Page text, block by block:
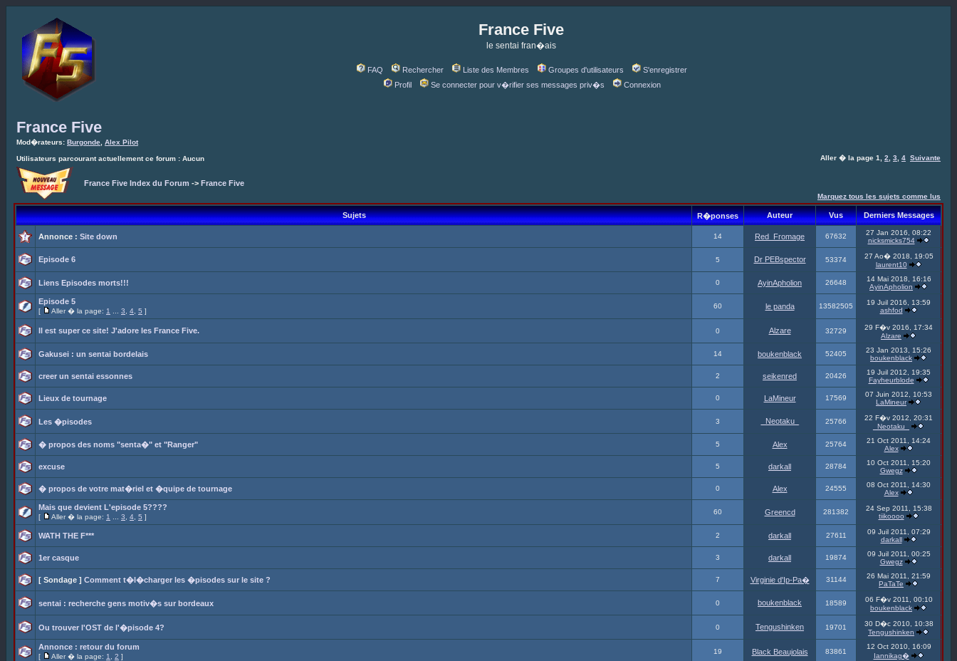
France Five
le sentai fran�ais
FAQ Rechercher Liste des Membres Groupes d'utilisateurs
S'enregistrer
Profil
Se connecter pour v�rifier ses messages priv�s Connexion
France Five
Mod�rateurs: Burgonde Alex Pilot
Utilisateurs parcourant actuellement ce forum : Aucun Aller � la page 1 2 3 4 Suivante
France Five Index du Forum -> France Five
Marquez tous les sujets comme lus
Sujets R�ponses Auteur Vus Derniers Messages
Annonce : Site down 14 Red_Fromage 67632
27 Jan 2016, 08:22
nicksmicks754
Episode 6 5 Dr PEBspector 53374
27 Ao� 2018, 19:05
laurent10
Liens Episodes morts!!! 0 AyinApholion 26648
14 Mai 2018, 16:16
AyinApholion
Episode 5
[ Aller � la page: 1 3 4 5 ]
60 le panda 13582505
19 Juil 2016, 13:59
ashfod
Il est super ce site! J'adore les France Five. 0 Alzare 32729
29 F�v 2016, 17:34
Alzare
Gakusei : un sentai bordelais 14 boukenblack 52405
23 Jan 2013, 15:26
boukenblack
creer un sentai essonnes 2 seikenred 20426
19 Juil 2012, 19:35
Fayheurblode
Lieux de tournage 0 LaMineur 17569
07 Juin 2012, 10:53
LaMineur
Les �pisodes 3 _Neotaku_ 25766
22 F�v 2012, 20:31
_Neotaku_
� propos des noms "senta�" et "Ranger" 5 Alex 25764
21 Oct 2011, 14:24
Alex
excuse 5 darkall 28784
10 Oct 2011, 15:20
Gwegz
� propos de votre mat�riel et �quipe de tournage 0 Alex 24555
08 Oct 2011, 14:30
Alex
Mais que devient L'episode 5????
[ Aller � la page: 1 3 4 5 ]
60 Greencd 281382
24 Sep 2011, 15:38
tiikoooo
WATH THE F*** 2 darkall 27611
09 Juil 2011, 07:29
darkall
1er casque 3 darkall 19874
09 Juil 2011, 00:25
Gwegz
[ Sondage ] Comment t�l�charger les �pisodes sur le site ? 7 Virginie d'Ip-Pa� 31144
26 Mai 2011, 21:59
PaTaTe
sentai : recherche gens motiv�s sur bordeaux 0 boukenblack 18589
06 F�v 2011, 00:10
boukenblack
Ou trouver l'OST de l'�pisode 4? 0 Tengushinken 19701
30 D�c 2010, 10:38
Tengushinken
Annonce : retour du forum
[ Aller � la page: 1 2 ]
19 Black Beaujolais 83861
12 Oct 2010, 16:09
Iannikag�